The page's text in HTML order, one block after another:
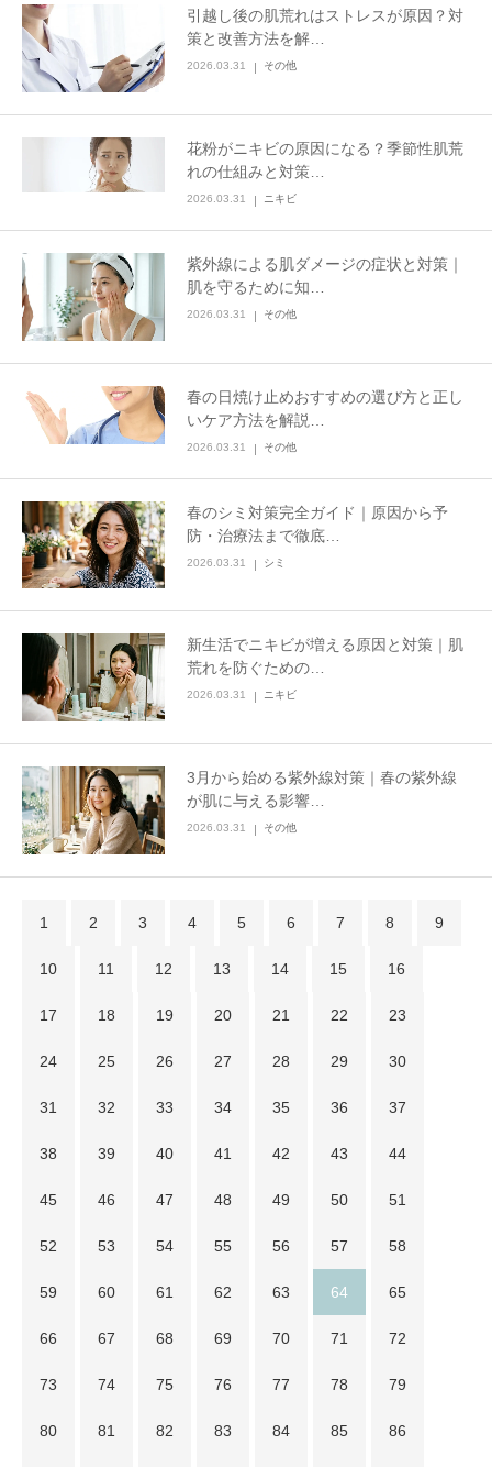
引越し後の肌荒れはストレスが原因？対
策と改善方法を解…
2026.03.31 その他
花粉がニキビの原因になる？季節性肌荒
れの仕組みと対策…
2026.03.31 ニキビ
紫外線による肌ダメージの症状と対策｜
肌を守るために知…
2026.03.31 その他
春の日焼け止めおすすめの選び方と正し
いケア方法を解説…
2026.03.31 その他
春のシミ対策完全ガイド｜原因から予
防・治療法まで徹底…
2026.03.31 シミ
新生活でニキビが増える原因と対策｜肌
荒れを防ぐための…
2026.03.31 ニキビ
3月から始める紫外線対策｜春の紫外線
が肌に与える影響…
2026.03.31 その他
1 2 3 4 5 6 7 8 9
10 11 12 13 14 15 16
17 18 19 20 21 22 23
24 25 26 27 28 29 30
31 32 33 34 35 36 37
38 39 40 41 42 43 44
45 46 47 48 49 50 51
52 53 54 55 56 57 58
59 60 61 62 63 64 65
66 67 68 69 70 71 72
73 74 75 76 77 78 79
80 81 82 83 84 85 86